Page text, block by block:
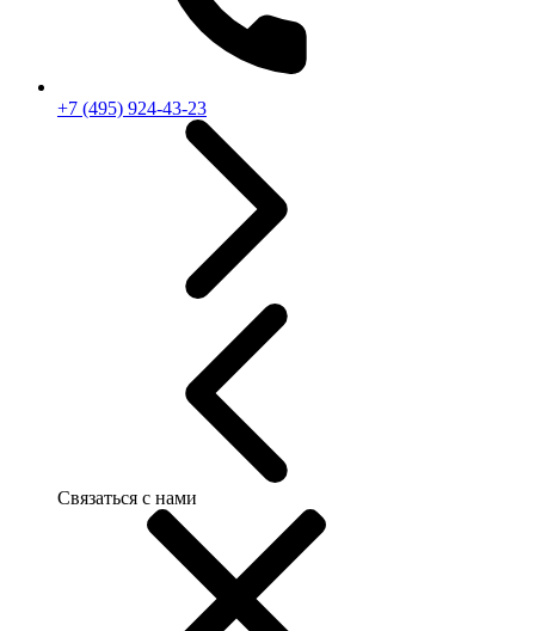
+7 (495) 924-43-23
Связаться с нами